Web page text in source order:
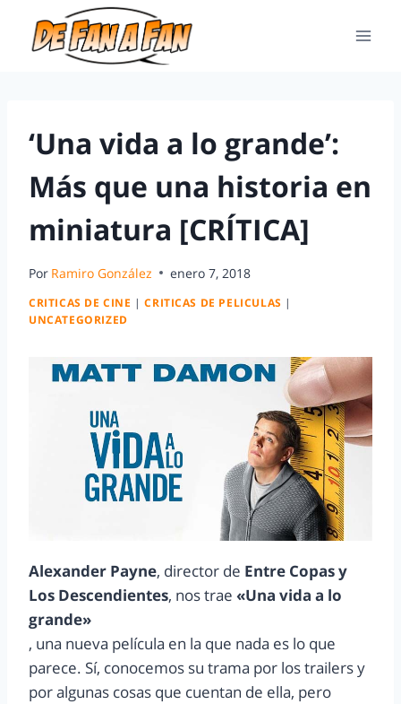
‘Una vida a lo grande’:
Más que una historia en
miniatura [CRÍTICA]
Por Ramiro González enero 7, 2018
CRITICAS DE CINE |CRITICAS DE PELICULAS |
UNCATEGORIZED
Alexander Payne, director de Entre Copas y
Los Descendientes, nos trae «Una vida a lo
grande»
, una nueva película en la que nada es lo que
parece. Sí, conocemos su trama por los trailers y
por algunas cosas que cuentan de ella, pero